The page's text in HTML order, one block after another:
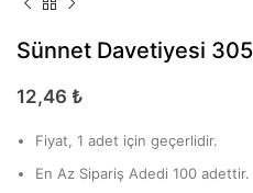
Sünnet Davetiyesi
12,46 ₺
Fiyat, 1 adet için geçerlidir.
En Az Sipariş Adedi 100 adettir.